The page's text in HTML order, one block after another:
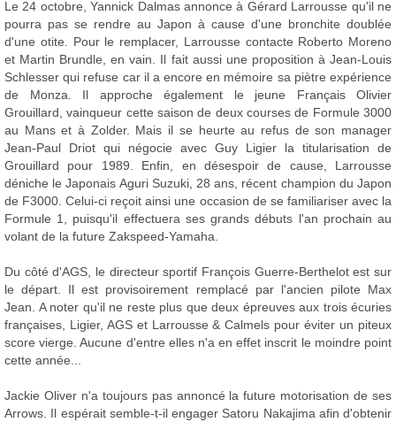
Le 24 octobre, Yannick Dalmas annonce à Gérard Larrousse qu'il ne
pourra pas se rendre au Japon à cause d'une bronchite doublée
d'une otite. Pour le remplacer, Larrousse contacte Roberto Moreno
et Martin Brundle, en vain. Il fait aussi une proposition à Jean-Louis
Schlesser qui refuse car il a encore en mémoire sa piètre expérience
de Monza. Il approche également le jeune Français Olivier
Grouillard, vainqueur cette saison de deux courses de Formule 3000
au Mans et à Zolder. Mais il se heurte au refus de son manager
Jean-Paul Driot qui négocie avec Guy Ligier la titularisation de
Grouillard pour 1989. Enfin, en désespoir de cause, Larrousse
déniche le Japonais Aguri Suzuki, 28 ans, récent champion du Japon
de F3000. Celui-ci reçoit ainsi une occasion de se familiariser avec la
Formule 1, puisqu'il effectuera ses grands débuts l'an prochain au
volant de la future Zakspeed-Yamaha.
Du côté d'AGS, le directeur sportif François Guerre-Berthelot est sur
le départ. Il est provisoirement remplacé par l'ancien pilote Max
Jean. A noter qu'il ne reste plus que deux épreuves aux trois écuries
françaises, Ligier, AGS et Larrousse & Calmels pour éviter un piteux
score vierge. Aucune d'entre elles n'a en effet inscrit le moindre point
cette année...
Jackie Oliver n'a toujours pas annoncé la future motorisation de ses
Arrows. Il espérait semble-t-il engager Satoru Nakajima afin d'obtenir